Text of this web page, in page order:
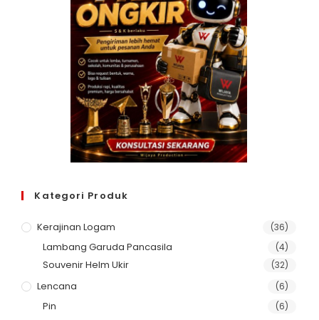
Kategori Produk
Kerajinan Logam (36)
Lambang Garuda Pancasila (4)
Souvenir Helm Ukir (32)
Lencana (6)
Pin (6)